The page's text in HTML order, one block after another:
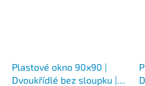
Plastové okno 90x90 |
Dvoukřídlé bez sloupku |